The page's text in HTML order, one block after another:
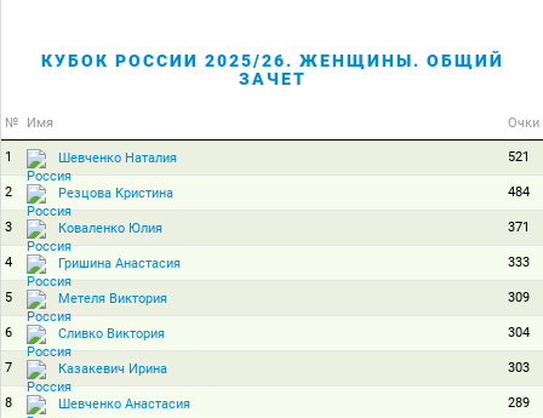
КУБОК РОССИИ 2025/26. ЖЕНЩИНЫ. ОБЩИЙ
ЗАЧЕТ
№ Имя Очки
1 Шевченко Наталия 521
2 Резцова Кристина 484
3 Коваленко Юлия 371
4 Гришина Анастасия 333
5 Метеля Виктория 309
6 Сливко Виктория 304
7 Казакевич Ирина 303
8 Шевченко Анастасия 289